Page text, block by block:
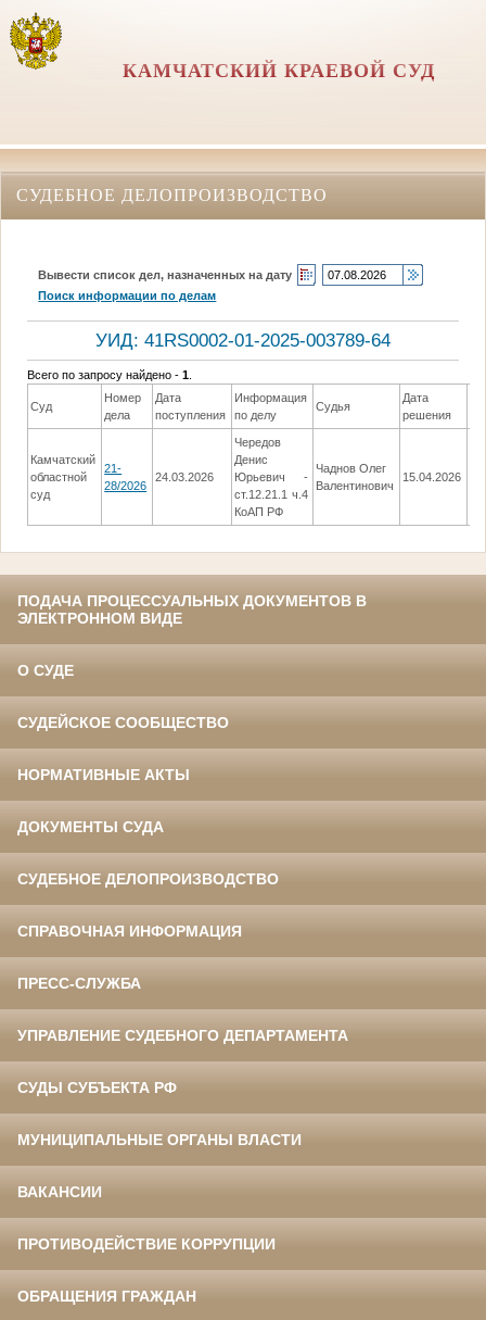
КАМЧАТСКИЙ КРАЕВОЙ СУД
СУДЕБНОЕ ДЕЛОПРОИЗВОДСТВО
Вывести список дел, назначенных на дату
Поиск информации по делам
УИД: 41RS0002-01-2025-003789-64
Всего по запросу найдено -1
Суд
Номер
дела
Дата
поступления
Информация
по делу
Судья
Дата
решения
Камчатский
областной
суд
21-
28/2026
24.03.2026
Чередов
Денис
Юрьевич -
ст.12.21.1 ч.4
КоАП РФ
Чаднов Олег
Валентинович
15.04.2026
ПОДАЧА ПРОЦЕССУАЛЬНЫХ ДОКУМЕНТОВ В
ЭЛЕКТРОННОМ ВИДЕ
О СУДЕ
СУДЕЙСКОЕ СООБЩЕСТВО
НОРМАТИВНЫЕ АКТЫ
ДОКУМЕНТЫ СУДА
СУДЕБНОЕ ДЕЛОПРОИЗВОДСТВО
СПРАВОЧНАЯ ИНФОРМАЦИЯ
ПРЕСС-СЛУЖБА
УПРАВЛЕНИЕ СУДЕБНОГО ДЕПАРТАМЕНТА
СУДЫ СУБЪЕКТА РФ
МУНИЦИПАЛЬНЫЕ ОРГАНЫ ВЛАСТИ
ВАКАНСИИ
ПРОТИВОДЕЙСТВИЕ КОРРУПЦИИ
ОБРАЩЕНИЯ ГРАЖДАН